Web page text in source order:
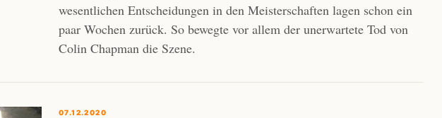
wesentlichen Entscheidungen in den Meisterschaften lagen schon ein
paar Wochen zurück. So bewegte vor allem der unerwartete Tod von
Colin Chapman die Szene.
07.12.2020